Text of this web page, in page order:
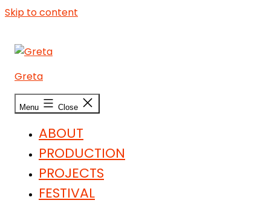
Skip to content
Greta
Menu Close
ABOUT
PRODUCTION
PROJECTS
FESTIVAL